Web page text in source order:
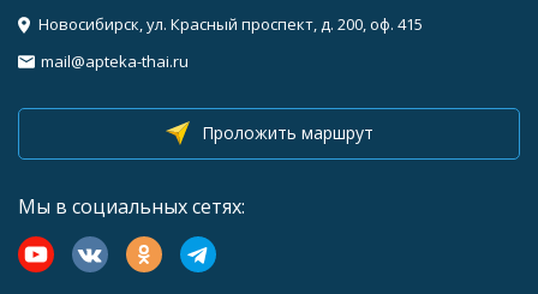
Новосибирск, ул. Красный проспект, д. 200, оф. 415
mail@apteka-thai.ru
Проложить маршрут
Мы в социальных сетях: